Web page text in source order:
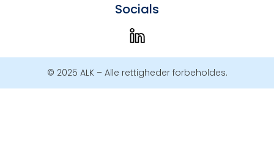
Socials
© 2025 ALK – Alle rettigheder forbeholdes.